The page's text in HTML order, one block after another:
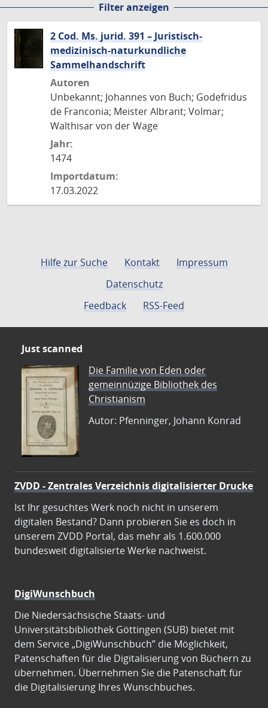
Filter anzeigen
2 Cod. Ms. jurid. 391 – Juristisch-
medizinisch-naturkundliche
Sammelhandschrift
Autoren
Unbekannt; Johannes von Buch; Godefridus
de Franconia; Meister Albrant; Volmar;
Walthisar von der Wage
Jahr:
1474
Importdatum:
17.03.2022
Hilfe zur Suche Kontakt
Impressum
Datenschutz
Feedback
RSS-Feed
Just scanned
Die Familie von Eden oder
gemeinnüzige Bibliothek des
Christianism
Autor: Pfenninger, Johann Konrad
ZVDD - Zentrales Verzeichnis digitalisierter Drucke
Ist Ihr gesuchtes Werk noch nicht in unserem
digitalen Bestand? Dann probieren Sie es doch in
unserem ZVDD Portal, das mehr als 1.600.000
bundesweit digitalisierte Werke nachweist.
DigiWunschbuch
Die Niedersächsische Staats- und
Universitätsbibliothek Göttingen (SUB) bietet mit
dem Service „DigiWunschbuch” die Möglichkeit,
Patenschaften für die Digitalisierung von Büchern zu
übernehmen. Übernehmen Sie die Patenschaft für
die Digitalisierung Ihres Wunschbuches.